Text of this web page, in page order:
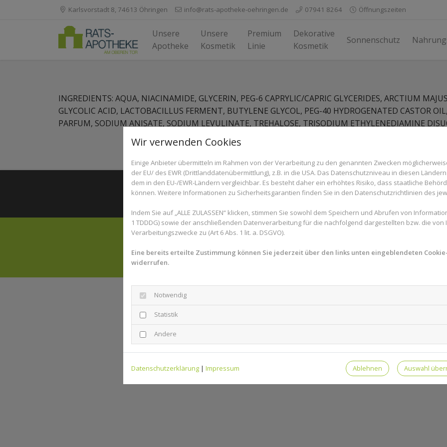
Karlsvorstadt 8, 74613 Öhringen info@rats-apotheke-oehringen.de 07941 8264 Öffnungszeiten
Unsere
Apotheke
Unsere
Kosmetik
Premium
Linie
Dekorative
Kosmetik
Sonnenschutz
INGREDIENTS: AQUA, NIACINAMIDE, GLYCERIN, PEG-6 CAPRYLIC/CAPRIC GLYCERIDES, ARCTIUM
GLYCOLIC ACID, LACTOBACILLUS FERMENT, BUTYLENE GLYCOL, PEG-40 HYDROGENATED CASTOR
PARFUM, SODIUM ANISATE, SODIUM LEVULINATE, TREHALOSE, TRISODIUM ETHYLENEDIAMINE
© 2026 Rats Apotheke Öhringen Impressum
Wir verwenden Cookies
Einige Anbieter übermitteln im Rahmen von der Verarbeitung zu den genannten Zwecken
der EU/ des EWR (Drittlanddatenübermittlung), z.B. in die USA. Das Datenschutzniveau in diesen
dem in den EU-/EWR-Ländern vergleichbar. Es besteht daher ein erhöhtes Risiko, dass staatliche
können. Weitere Informationen zu Sicherheitsgarantien finden Sie in den Datenschutzrichtlinien des
Indem Sie auf „ALLE ZULASSEN“ klicken, stimmen Sie sowohl dem Speichern und Abrufen von
1 TDDDG) sowie der anschließenden Datenverarbeitung für die nachfolgend dargestellten bzw. die
Verarbeitungszwecke zu (Art 6 Abs. 1 lit. a. DSGVO).
Eine bereits erteilte Zustimmung können Sie jederzeit über den links unten eingeblendeten
widerrufen.
Notwendig
Statistik
Andere
Datenschutzerklärung | Impressum Ablehnen Auswahl